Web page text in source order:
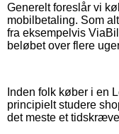
Generelt foreslår vi
mobilbetaling. Som
fra eksempelvis
beløbet over flere
Inden folk køber i en
principielt studere
det meste et